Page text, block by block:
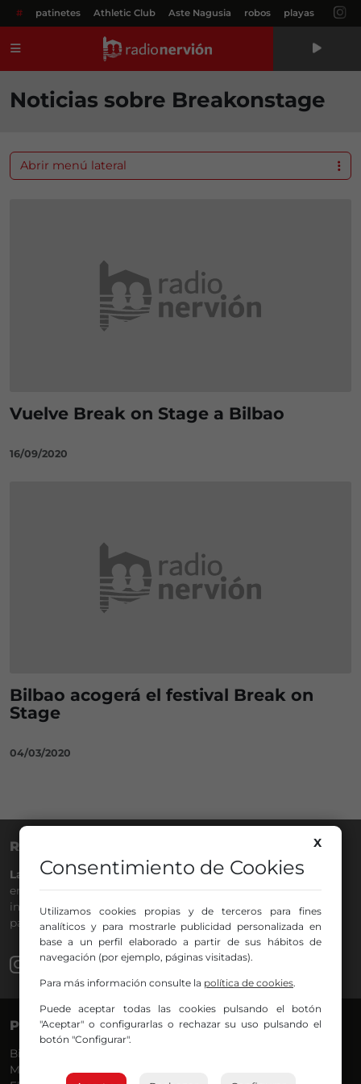
# patinetes Athletic Club Aste Nagusia robos playas
Noticias sobre Breakonstage
Vuelve Break on Stage a Bilbao
16/09/2020
Bilbao acogerá el festival Break on
Stage
04/03/2020
Abrir menú lateral
RADIO NERVIÓN
La Gran Familiadesde hace 40 añosen la88.0de tu dial. La
emisora de Bilbao para todos los públicos, con Más Música,
información a menos cinco, deportes, tráfico y la
participación de los oyentes.
PROGRAMAS
Bilbosport
Más Música
VOCES
X
Consentimiento de Cookies
Utilizamos cookies propias y de terceros para fines
analíticos y para mostrarle publicidad personalizada en
base a un perfil elaborado a partir de sus hábitos de
navegación (por ejemplo, páginas visitadas).
Para más información consulte la política de cookies.
Puede aceptar todas las cookies pulsando el botón
"Aceptar" o configurarlas o rechazar su uso pulsando el
botón "Configurar".